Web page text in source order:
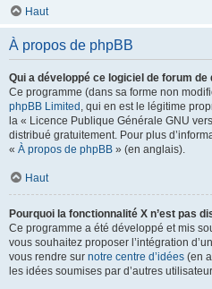
Haut
À propos de phpBB
Qui a développé ce logiciel de forum
Ce programme (dans sa forme non
phpBB Limited , qui en est le légitime
la « Licence Publique Générale GNU
distribué gratuitement. Pour plus
« À propos de phpBB » (en anglais).
Haut
Pourquoi la fonctionnalité X n’est pas
Ce programme a été développé et mis
vous souhaitez proposer l’intégration
vous rendre sur notre centre d’idées (en
les idées soumises par d’autres